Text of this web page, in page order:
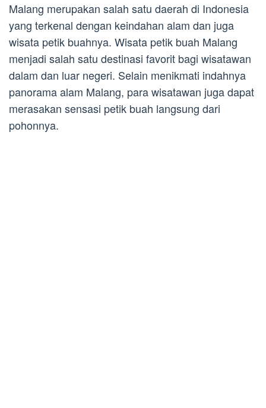
Malang merupakan salah satu daerah di Indonesia
yang terkenal dengan keindahan alam dan juga
wisata petik buahnya. Wisata petik buah Malang
menjadi salah satu destinasi favorit bagi wisatawan
dalam dan luar negeri. Selain menikmati indahnya
panorama alam Malang, para wisatawan juga dapat
merasakan sensasi petik buah langsung dari
pohonnya.